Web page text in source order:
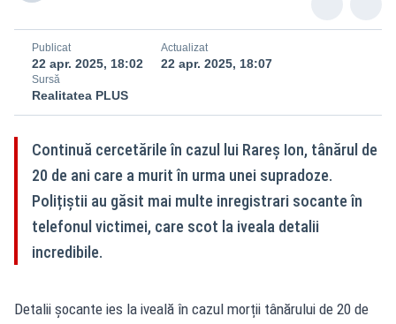
Publicat
22 apr. 2025, 18:02
Actualizat
22 apr. 2025, 18:07
Sursă
Realitatea PLUS
Continuă cercetările în cazul lui Rareș Ion, tânărul de
20 de ani care a murit în urma unei supradoze.
Polițiștii au găsit mai multe inregistrari socante în
telefonul victimei, care scot la iveala detalii
incredibile.
Detalii șocante ies la iveală în cazul morții tânărului de 20 de